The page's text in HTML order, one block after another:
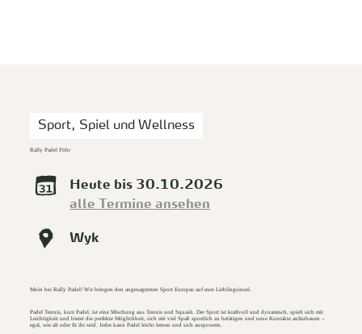
Sport, Spiel und Wellness
Rally Padel Föhr
Heute bis 30.10.2026
alle Termine ansehen
Wyk
Moin bei Rally Padel! Wir bringen den angesagtesten Sport Europas auf eure Lieblingsinsel.
Padel Tennis, kurz Padel, ist eine Mischung aus Tennis und Squash. Der Sport ist kraftvoll und dynamisch, spielt sich mit
Leichtigkeit und bietet die perfekte Möglichkeit, sich mit viel Spaß sportlich zu betätigen und neue Kontakte aufzubauen –
egal, wie alt oder fit ihr seid. Jeder kann Padel leicht lernen und sich auspowern.